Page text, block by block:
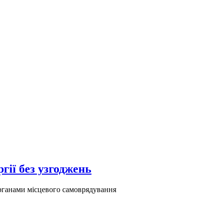
без узгоджень
місцевого самоврядування